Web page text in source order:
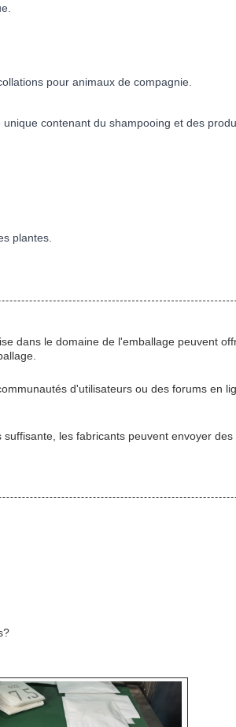
pour animaux de compagnie.
contenant du shampooing et des
plantes.
dans le domaine de l'emballage peuvent
d'utilisateurs ou des forums en
les fabricants peuvent envoyer